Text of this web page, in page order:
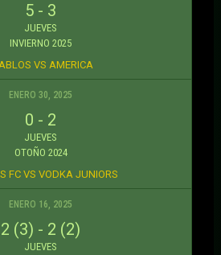
5 - 3
JUEVES
INVIERNO 2025
VS AMERICA
ENERO 30, 2025
0 - 2
JUEVES
OTOÑO 2024
FC VS VODKA JUNIORS
ENERO 16, 2025
2 (3) - 2 (2)
JUEVES